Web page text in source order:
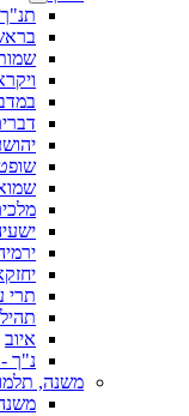
תרי
איוב
נ"ך
משנה,